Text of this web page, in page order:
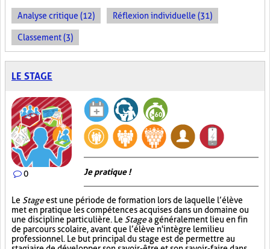
Analyse critique (12) Réflexion individuelle (31)
Classement (3)
LE STAGE
0 Je pratique !
Le Stageest une période de formation lors de laquelle l’élève
met en pratique les compétences acquises dans un domaine ou
une discipline particulière. Le Stagea généralement lieu en fin
de parcours scolaire, avant que l’élève n'intègre le milieu
professionnel. Le but principal du stage est de permettre au